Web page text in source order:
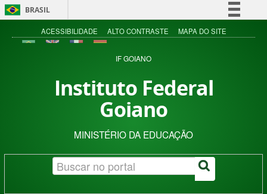
BRASIL
Simplifique!
Acesso à informação
ACESSIBILIDADE ALTO CONTRASTE MAPA DO SITE
IF GOIANO
Instituto Federal
Goiano
MINISTÉRIO DA EDUCAÇÃO